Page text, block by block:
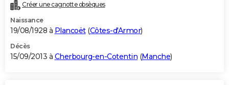
Créer une cagnotte obsèques
Naissance
19/08/1928 à Plancoët(Côtes-d'Armor)
Décès
15/09/2013 à Cherbourg-en-Cotentin (Manche)